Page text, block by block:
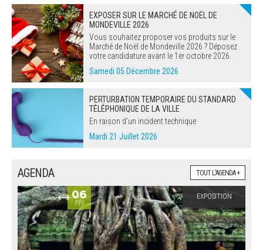
EXPOSER SUR LE MARCHÉ DE NOËL DE
MONDEVILLE 2026
Vous souhaitez proposer vos produits sur le
Marché de Noël de Mondeville 2026 ? Déposez
votre candidature avant le 1er octobre 2026.
Samedi 05 Décembre 2026
PERTURBATION TEMPORAIRE DU STANDARD
TÉLÉPHONIQUE DE LA VILLE
En raison d'un incident technique
Mardi 21 Juillet 2026
AGENDA TOUT L'AGENDA +
06
FÉV
EXPOSITION
ARRÊTÉS MUNICIPAUX
DÉLIBÉRATIONS